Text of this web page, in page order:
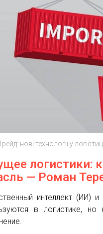
нові технології у
логистики:
— Роман
интеллект (ИИ)
в логистике,